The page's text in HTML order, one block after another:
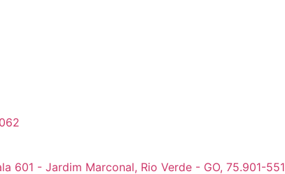
601 - Jardim Marconal, Rio Verde - GO, 75.901-551